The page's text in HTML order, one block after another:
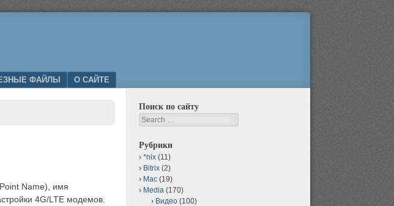
ФАЙЛЫ О САЙТЕ
Name), имя
4G/LTE модемов.
Поиск по сайту
Search
Рубрики
*nix (11)
Bitrix (2)
Mac (19)
Media (170)
Видео (100)